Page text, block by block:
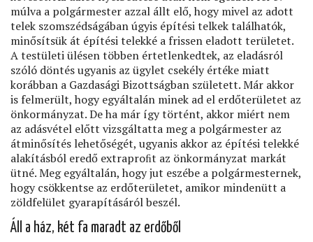
múlva a polgármester azzal állt elő, hogy mivel az adott
telek szomszédságában úgyis építési telkek találhatók,
minősítsük át építési telekké a frissen eladott területet.
A testületi ülésen többen értetlenkedtek, az eladásról
szóló döntés ugyanis az ügylet csekély értéke miatt
korábban a Gazdasági Bizottságban született. Már akkor
is felmerült, hogy egyáltalán minek ad el erdőterületet az
önkormányzat. De ha már így történt, akkor miért nem
az adásvétel előtt vizsgáltatta meg a polgármester az
átminősítés lehetőségét, ugyanis akkor az építési telekké
alakításból eredő extraproﬁt az önkormányzat markát
ütné. Meg egyáltalán, hogy jut eszébe a polgármesternek,
hogy csökkentse az erdőterületet, amikor mindenütt a
zöldfelület gyarapításáról beszél.
Áll a ház, két fa maradt az erdőből